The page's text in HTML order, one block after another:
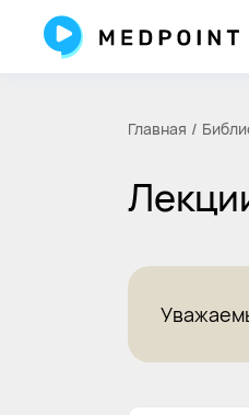
Главная
Лекции по аллергологии и